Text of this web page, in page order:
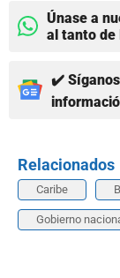
Únase a
al tanto de
✔️ Síganos
Relacionados
Caribe
Gobierno